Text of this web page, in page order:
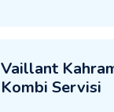
Vaillant
Kombi Servisi